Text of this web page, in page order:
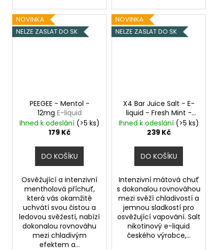
NOVINKA
NELZE ZASLAT DO SK
PEEGEE - Mentol -
12mg E-liquid
Ihned k odeslání (>5 ks)
179 Kč
DO KOŠÍKU
Osvěžující a intenzivní
mentholová příchuť,
která vás okamžitě
uchvátí svou čistou a
ledovou svěžestí, nabízí
dokonalou rovnováhu
mezi chladivým
efektem a...
NOVINKA
NELZE ZASLAT DO SK
X4 Bar Juice Salt - E-
liquid - Fresh Mint -
10mg Čerstvá máta
Ihned k odeslání (>5 ks)
239 Kč
DO KOŠÍKU
Intenzivní mátová chuť
s dokonalou rovnováhou
mezi svěží chladivostí a
jemnou sladkostí pro
osvěžující vapování. Salt
nikotinový e-liquid
českého výrobce,...